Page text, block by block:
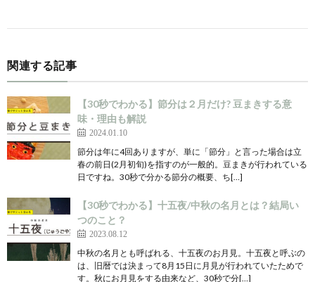
関連する記事
【30秒でわかる】節分は２月だけ? 豆まきする意
味・理由も解説
2024.01.10
節分は年に4回ありますが、単に「節分」と言った場合は立
春の前日(2月初旬)を指すのが一般的。豆まきが行われている
日ですね。30秒で分かる節分の概要、ち[…]
【30秒でわかる】十五夜/中秋の名月とは？結局い
つのこと？
2023.08.12
中秋の名月とも呼ばれる、十五夜のお月見。十五夜と呼ぶの
は、旧暦では決まって8月15日に月見が行われていたためで
す。秋にお月見をする由来など、30秒で分[…]